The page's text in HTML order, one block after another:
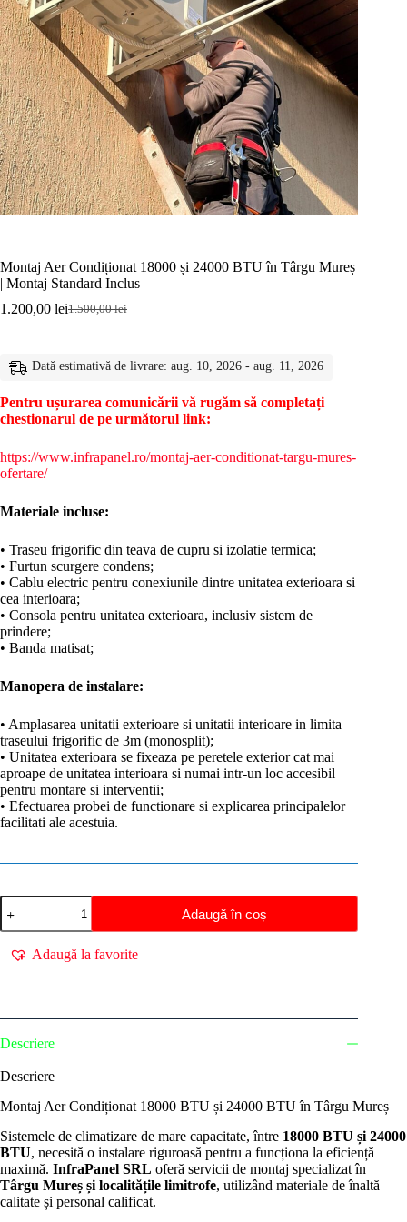
Montaj Aer Condiționat 18000 și 24000 BTU în Târgu Mureș
| Montaj Standard Inclus
1.500,00lei
Prețul
fost:
1.200,00 leiPrețul
1.200,00 lei.
Dată estimativă de livrare: aug. 10, 2026 - aug. 11, 2026
Pentru ușurarea comunicării vă rugăm să completați
chestionarul de pe următorul link:
https://www.infrapanel.ro/montaj-aer-conditionat-targu-mures-
ofertare/
Materiale incluse:
• Traseu frigorific din teava de cupru si izolatie termica;
• Furtun scurgere condens;
• Cablu electric pentru conexiunile dintre unitatea exterioara si
cea interioara;
• Consola pentru unitatea exterioara, inclusiv sistem de
prindere;
• Banda matisat;
Manopera de instalare:
• Amplasarea unitatii exterioare si unitatii interioare in limita
traseului frigorific de 3m (monosplit);
• Unitatea exterioara se fixeaza pe peretele exterior cat mai
aproape de unitatea interioara si numai intr-un loc accesibil
pentru montare si interventii;
• Efectuarea probei de functionare si explicarea principalelor
facilitati ale acestuia.
Cantitate
Montaj
Aer
Condiționat
18000
Târgu
|
Standard
Adaugă în coș
Adaugă la favorite
Descriere
Descriere
Montaj Aer Condiționat 18000 BTU și 24000 BTU în Târgu Mureș
Sistemele de climatizare de mare capacitate, între 18000 BTU și 24000
BTU, necesită o instalare riguroasă pentru a funcționa la eficiență
maximă. InfraPanel SRL oferă servicii de montaj specializat în
Târgu Mureș și localitățile limitrofe, utilizând materiale de înaltă
calitate și personal calificat.